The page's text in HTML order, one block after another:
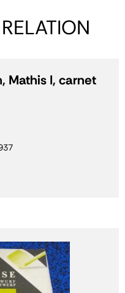
Mathis I, carnet